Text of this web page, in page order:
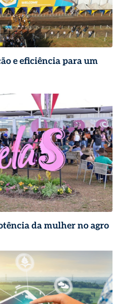
e eficiência para um
da mulher no agro